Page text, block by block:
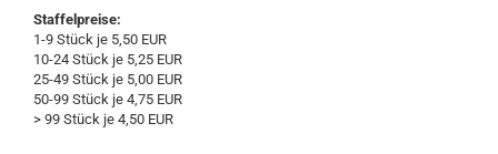
Staffelpreise:
1-9 Stück je 5,50 EUR
10-24 Stück je 5,25 EUR
25-49 Stück je 5,00 EUR
50-99 Stück je 4,75 EUR
> 99 Stück je 4,50 EUR